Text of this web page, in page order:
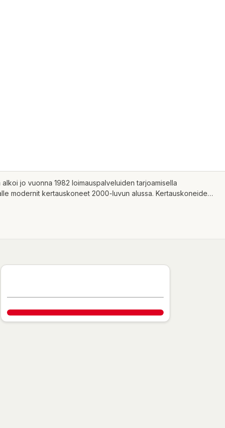
jo vuonna 1982 loimauspalveluiden tarjoamisella
modernit kertauskoneet 2000-luvun alussa. Kertauskoneiden